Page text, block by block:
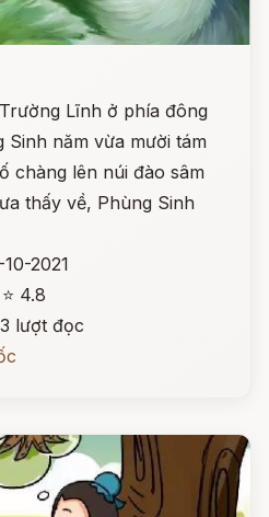
Lĩnh ở phía đông
Sinh năm vừa mười tám
chàng lên núi đào sâm
thấy về, Phùng Sinh
10-2021
⭐ 4.8
lượt đọc